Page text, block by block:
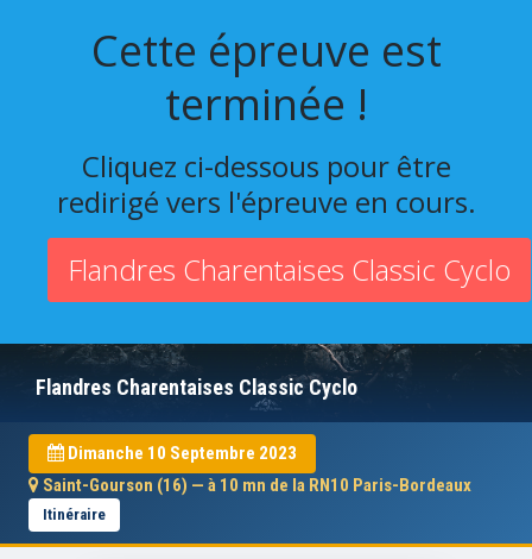
Cette épreuve est
terminée !
Cliquez ci-dessous pour être
redirigé vers l'épreuve en cours.
Flandres Charentaises Classic Cyclo
Flandres Charentaises Classic Cyclo
Dimanche 10 Septembre 2023
Saint-Gourson (16) — à 10 mn de la RN10 Paris-Bordeaux
Itinéraire